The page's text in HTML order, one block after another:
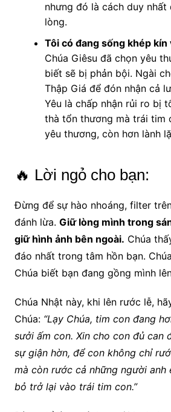
nhưng đó là cách duy nhất
lòng.
Tôi có đang sống khép
Chúa Giêsu đã chọn yêu
biết sẽ bị phản bội. Ngài
Thập Giá để đón nhận cả
Yêu là chấp nhận rủi ro bị
thà tổn thương mà trái tim
yêu thương, còn hơn lành
🔥 Lời ngỏ cho bạn:
Đừng để sự hào nhoáng, filter
đánh lừa. Giữ lòng mình trong
giữ hình ảnh bên ngoài. Chúa
đáo nhất trong tâm hồn bạn.
Chúa biết bạn đang gồng mình
Chúa Nhật này, khi lên rước lễ,
Chúa: “Lạy Chúa, tim con đang
sưởi ấm con. Xin cho con đủ can
sự giận hờn, để con không chỉ
mà còn rước cả những người anh
bỏ trở lại vào trái tim con.”